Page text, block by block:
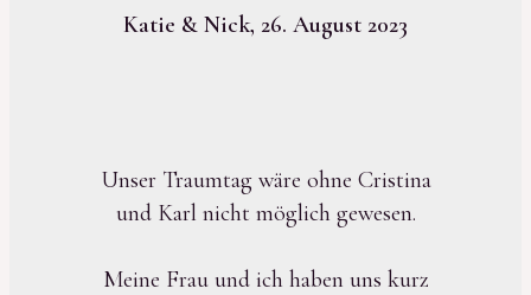
Katie & Nick, 26. August 2023
Unser Traumtag wäre ohne Cristina
und Karl nicht möglich gewesen.
Meine Frau und ich haben uns kurz